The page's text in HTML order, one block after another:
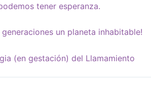
tener esperanza.
un planeta inhabitable!
(en gestación) del Llamamiento